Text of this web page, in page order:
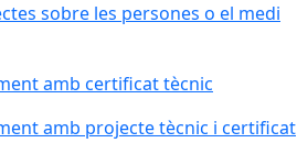
sobre les persones o el medi
amb certificat tècnic
amb projecte tècnic i certificat